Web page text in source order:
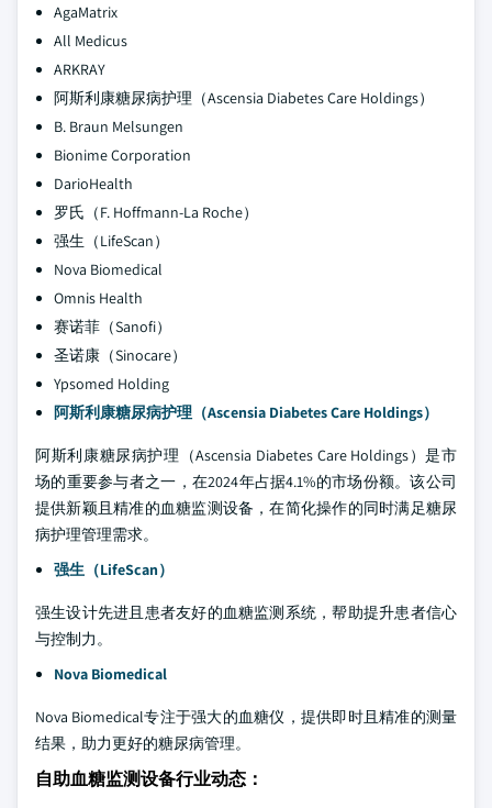
AgaMatrix
All Medicus
ARKRAY
阿斯利康糖尿病护理（Ascensia Diabetes Care Holdings）
B. Braun Melsungen
Bionime Corporation
DarioHealth
罗氏（F. Hoffmann-La Roche）
强生（LifeScan）
Nova Biomedical
Omnis Health
赛诺菲（Sanofi）
圣诺康（Sinocare）
Ypsomed Holding
阿斯利康糖尿病护理（Ascensia Diabetes Care Holdings）
阿斯利康糖尿病护理（Ascensia Diabetes Care Holdings）是市
场的重要参与者之一，在2024年占据4.1%的市场份额。该公司
提供新颖且精准的血糖监测设备，在简化操作的同时满足糖尿
病护理管理需求。
强生（LifeScan）
强生设计先进且患者友好的血糖监测系统，帮助提升患者信心
与控制力。
Nova Biomedical
Nova Biomedical专注于强大的血糖仪，提供即时且精准的测量
结果，助力更好的糖尿病管理。
自助血糖监测设备行业动态 ：